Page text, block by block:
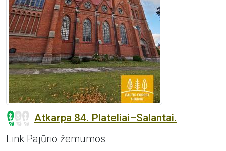
Atkarpa 84. Plateliai–Salantai.
Link Pajūrio žemumos